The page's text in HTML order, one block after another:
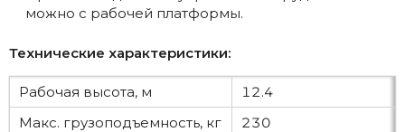
можно с рабочей платформы.
Технические характеристики:
Рабочая высота, м
12.4
Макс. грузоподъемность, кг
230